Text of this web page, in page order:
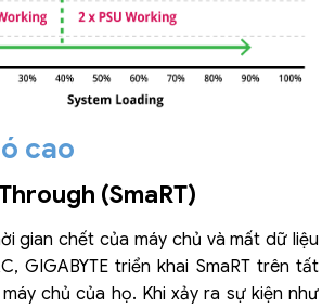
cao
(SmaRT)
gian chết của máy chủ và mất dữ liệu
GIGABYTE triển khai SmaRT trên tất
chủ của họ. Khi xảy ra sự kiện như